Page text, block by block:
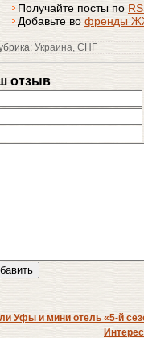
Получайте посты по
Добавьте во френды
Украина, СНГ
отзыв
Уфы и мини отель «5-й